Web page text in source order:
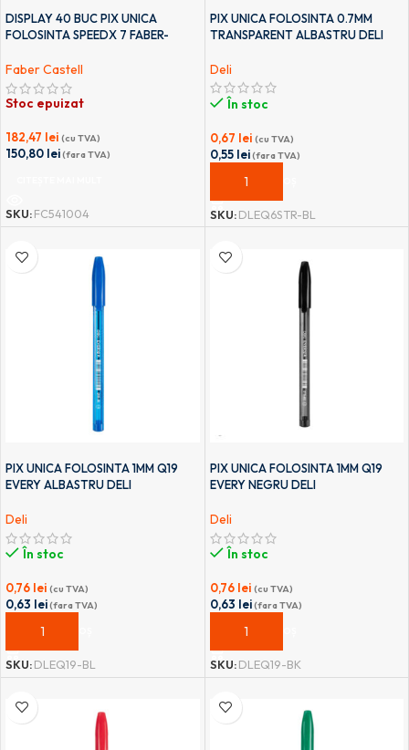
DISPLAY 40 BUC PIX UNICA
FOLOSINTA SPEEDX 7 FABER-
Faber Castell
Stoc epuizat
182,47 lei (cu TVA)
150,80 lei(fara TVA)
SKU:FC541004
PIX UNICA FOLOSINTA 0.7MM
TRANSPARENT ALBASTRU DELI
Deli
În stoc
0,67 lei (cu TVA)
0,55 lei(fara TVA)
ADAUGĂ ÎN COȘ
SKU:DLEQ6STR-BL
PIX UNICA FOLOSINTA 1MM Q19
EVERY ALBASTRU DELI
Deli
În stoc
0,76 lei (cu TVA)
0,63 lei(fara TVA)
ADAUGĂ ÎN COȘ
SKU:DLEQ19-BL
PIX UNICA FOLOSINTA 1MM Q19
EVERY NEGRU DELI
Deli
În stoc
0,76 lei (cu TVA)
0,63 lei(fara TVA)
ADAUGĂ ÎN COȘ
SKU:DLEQ19-BK